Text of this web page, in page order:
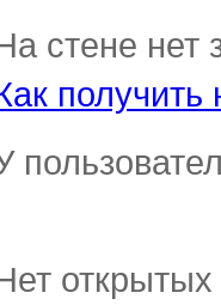
стене нет
получить